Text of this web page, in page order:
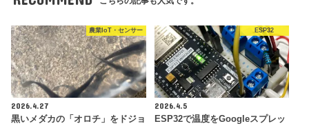
農業IoT・センサー
2026.4.27
黒いメダカの「オロチ」をドジョ
ESP32
2026.4.5
ESP32で温度をGoogleスプレッ